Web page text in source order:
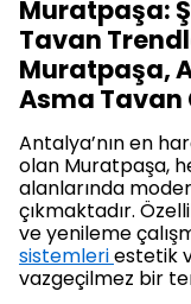
Muratpaşa:
Tavan
Muratpaşa,
Asma Tavan
Antalya’nın en
olan Muratpaşa,
alanlarında
çıkmaktadır.
ve yenileme
sistemleriestetik
vazgeçilmez bir